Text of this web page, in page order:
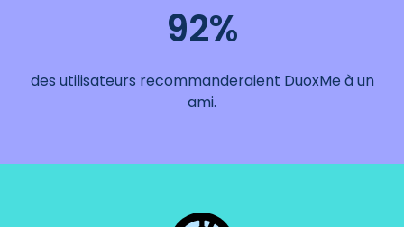
92%
des utilisateurs recommanderaient DuoxMe à un
ami.